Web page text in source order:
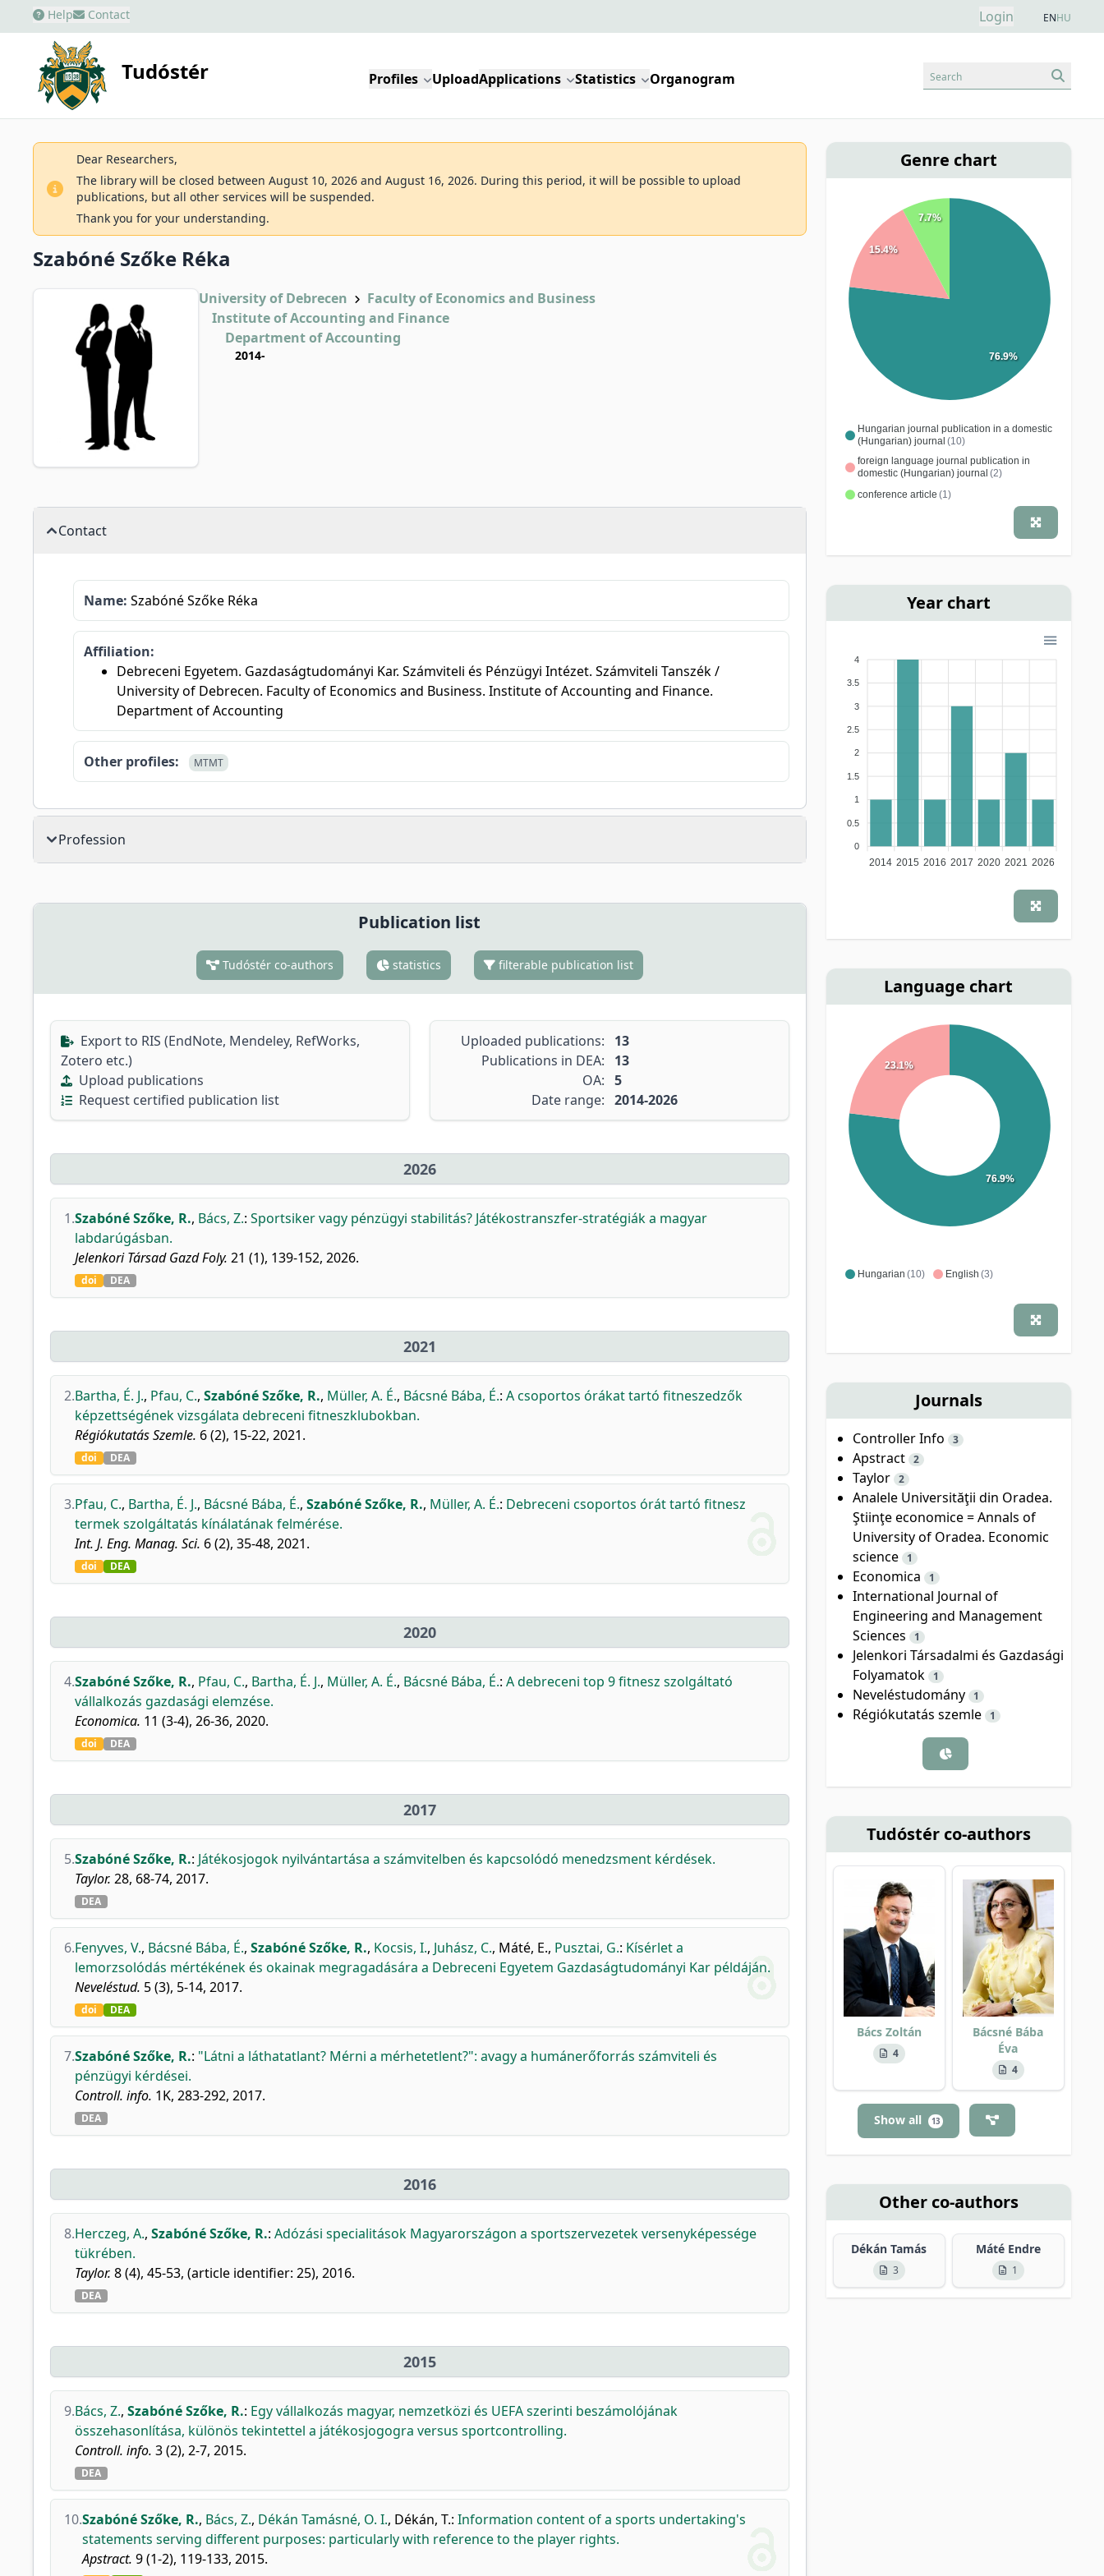
Help Contact Login ENHU
Tudóstér Profiles UploadApplications Statistics Organogram Search
Dear Researchers,
The library will be closed between August 10, 2026 and August 16, 2026. During this period, it will be possible to upload
publications, but all other services will be suspended.
Thank you for your understanding.
Szabóné Szőke Réka
University of Debrecen
Faculty of Economics and Business
Institute of Accounting and Finance
Department of Accounting
2014-
Contact
Name: Szabóné Szőke Réka
Affiliation:
Debreceni Egyetem. Gazdaságtudományi Kar. Számviteli és Pénzügyi Intézet. Számviteli Tanszék /
University of Debrecen. Faculty of Economics and Business. Institute of Accounting and Finance.
Department of Accounting
Other profiles: MTMT
Profession
Publication list
Tudóstér co-authors statistics filterable publication list
Export to RIS (EndNote, Mendeley, RefWorks,
Zotero etc.)
Upload publications
Request certified publication list
Uploaded publications:
13
Publications in DEA:
13
OA: 5
Date range: 2014-2026
2026
1.Szabóné Szőke, R., Bács, Z.: Sportsiker vagy pénzügyi stabilitás? Játékostranszfer-stratégiák a magyar
labdarúgásban.
Jelenkori Társad Gazd Foly. 21 (1), 139-152, 2026.
doi DEA
2021
2.Bartha, É. J., Pfau, C., Szabóné Szőke, R., Müller, A. É., Bácsné Bába, É.: A csoportos órákat tartó fitneszedzők
képzettségének vizsgálata debreceni fitneszklubokban.
Régiókutatás Szemle. 6 (2), 15-22, 2021.
doi DEA
3.Pfau, C., Bartha, É. J., Bácsné Bába, É., Szabóné Szőke, R., Müller, A. É.: Debreceni csoportos órát tartó fitnesz
termek szolgáltatás kínálatának felmérése.
Int. J. Eng. Manag. Sci. 6 (2), 35-48, 2021.
doi DEA
2020
4.Szabóné Szőke, R., Pfau, C., Bartha, É. J., Müller, A. É., Bácsné Bába, É.: A debreceni top 9 fitnesz szolgáltató
vállalkozás gazdasági elemzése.
Economica. 11 (3-4), 26-36, 2020.
doi DEA
2017
5.Szabóné Szőke, R.: Játékosjogok nyilvántartása a számvitelben és kapcsolódó menedzsment kérdések.
Taylor. 28, 68-74, 2017.
DEA
6.Fenyves, V., Bácsné Bába, É., Szabóné Szőke, R., Kocsis, I., Juhász, C., Máté, E., Pusztai, G.: Kísérlet a
lemorzsolódás mértékének és okainak megragadására a Debreceni Egyetem Gazdaságtudományi Kar példáján.
Neveléstud. 5 (3), 5-14, 2017.
doi DEA
7.Szabóné Szőke, R.: "Látni a láthatatlant? Mérni a mérhetetlent?": avagy a humánerőforrás számviteli és
pénzügyi kérdései.
Controll. info. 1K, 283-292, 2017.
DEA
2016
8.Herczeg, A., Szabóné Szőke, R.: Adózási specialitások Magyarországon a sportszervezetek versenyképessége
tükrében.
Taylor. 8 (4), 45-53, (article identifier: 25), 2016.
DEA
2015
9.Bács, Z., Szabóné Szőke, R.: Egy vállalkozás magyar, nemzetközi és UEFA szerinti beszámolójának
összehasonlítása, különös tekintettel a játékosjogogra versus sportcontrolling.
Controll. info. 3 (2), 2-7, 2015.
DEA
10.Szabóné Szőke, R., Bács, Z., Dékán Tamásné, O. I., Dékán, T.: Information content of a sports undertaking's
statements serving different purposes: particularly with reference to the player rights.
Apstract. 9 (1-2), 119-133, 2015.
Genre chart
Hungarian journal publication in a domestic
(Hungarian) journal (10)
foreign language journal publication in
domestic (Hungarian) journal (2)
conference article (1)
76.9%
15.4%
7.7%
Year chart
4
3.5
3
2.5
2
1.5
1
0.5
0
2014 2015 2016 2017 2020 2021 2026
Language chart
Hungarian (10) English (3)
76.9%
23.1%
Journals
Controller Info 3
Apstract 2
Taylor 2
Analele Universităţii din Oradea.
Ştiinţe economice = Annals of
University of Oradea. Economic
science
1
Economica 1
International Journal of
Engineering and Management
Sciences
1
Jelenkori Társadalmi és Gazdasági
Folyamatok
1
Neveléstudomány 1
Régiókutatás szemle 1
Tudóstér co-authors
Bács Zoltán
4
Bácsné Bába
Éva
4
Show all 13
Other co-authors
Dékán Tamás
3
Máté Endre
1